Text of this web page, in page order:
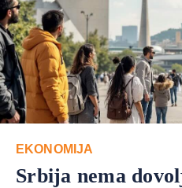
EKONOMIJA
Srbija nema